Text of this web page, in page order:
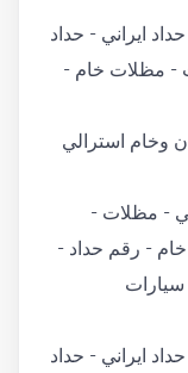
ايراني - حداد
- مظلات خام -
وخام استرالي
- مظلات -
- رقم حداد -
ايراني - حداد